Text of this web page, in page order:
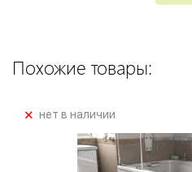
Похожие товары:
+нет в наличии